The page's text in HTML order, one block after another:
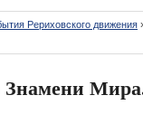
Рериховского движения
Знамени